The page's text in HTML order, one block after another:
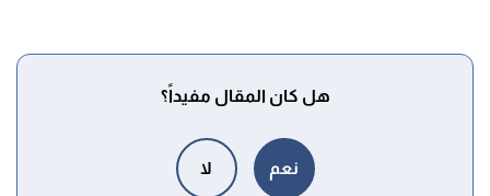
(Theophylline).
استهلاك الكافيين خلال 48 ساعة من الإجراء.
تناول بعض أنواع أدوية القلب، مثل تلك التي تبطئ معدل
هل كان المقال مفيداً؟
نعم لا